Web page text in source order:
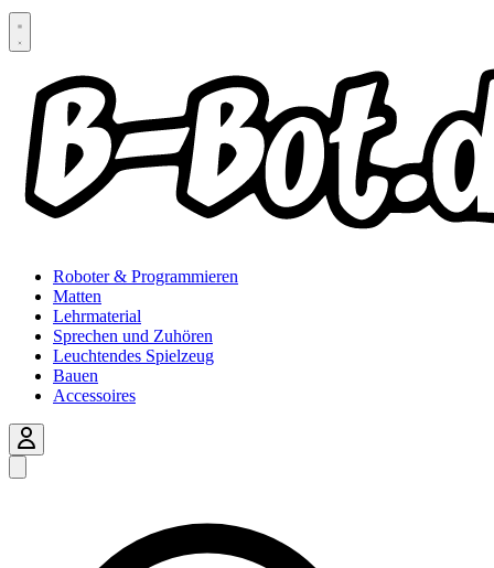
Roboter & Programmieren
Matten
Lehrmaterial
Sprechen und Zuhören
Leuchtendes Spielzeug
Bauen
Accessoires